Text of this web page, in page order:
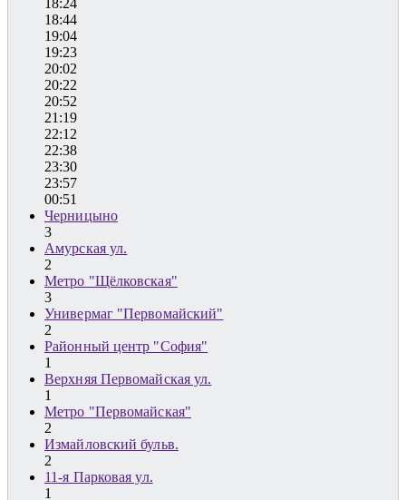
18:24
18:44
19:04
19:23
20:02
20:22
20:52
21:19
22:12
22:38
23:30
23:57
00:51
Черницыно
3
Амурская ул.
2
Метро "Щёлковская"
3
Универмаг "Первомайский"
2
Районный центр "София"
1
Верхняя Первомайская ул.
1
Метро "Первомайская"
2
Измайловский бульв.
2
11-я Парковая ул.
1